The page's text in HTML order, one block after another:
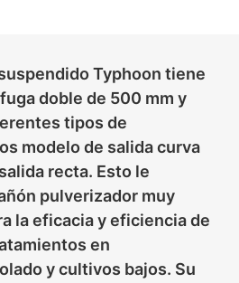
Typhoon tiene
doble de 500 mm y
tipos de
modelo de salida curva
recta. Esto le
pulverizador muy
la eficacia y eficiencia de
en
y cultivos bajos. Su